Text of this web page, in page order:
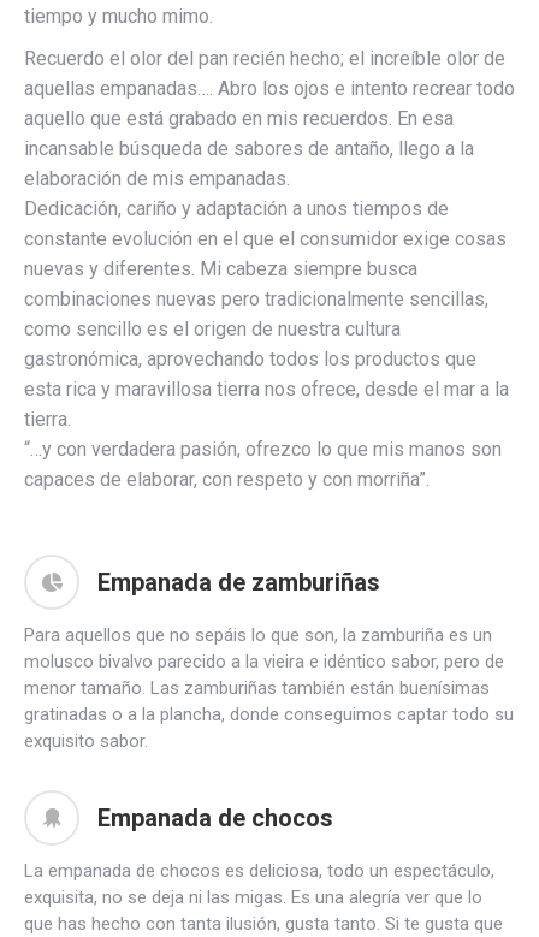
tiempo y mucho mimo.
Recuerdo el olor del pan recién hecho; el increíble olor de
aquellas empanadas…. Abro los ojos e intento recrear todo
aquello que está grabado en mis recuerdos. En esa
incansable búsqueda de sabores de antaño, llego a la
elaboración de mis empanadas.
Dedicación, cariño y adaptación a unos tiempos de
constante evolución en el que el consumidor exige cosas
nuevas y diferentes. Mi cabeza siempre busca
combinaciones nuevas pero tradicionalmente sencillas,
como sencillo es el origen de nuestra cultura
gastronómica, aprovechando todos los productos que
esta rica y maravillosa tierra nos ofrece, desde el mar a la
tierra.
“…y con verdadera pasión, ofrezco lo que mis manos son
capaces de elaborar, con respeto y con morriña”.
Empanada de zamburiñas
Para aquellos que no sepáis lo que son, la zamburiña es un
molusco bivalvo parecido a la vieira e idéntico sabor, pero de
menor tamaño. Las zamburiñas también están buenísimas
gratinadas o a la plancha, donde conseguimos captar todo su
exquisito sabor.
Empanada de chocos
La empanada de chocos es deliciosa, todo un espectáculo,
exquisita, no se deja ni las migas. Es una alegría ver que lo
que has hecho con tanta ilusión, gusta tanto. Si te gusta que